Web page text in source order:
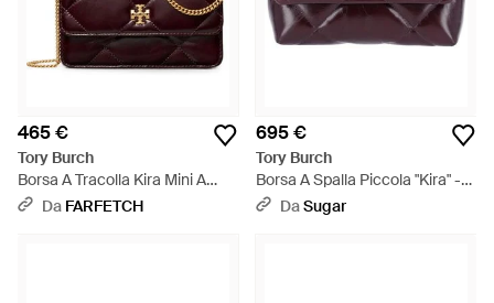
465 €
Tory Burch
Borsa A Tracolla Kira Mini A
Trapunta Con Effetto Vissuto -
Da FARFETCH
695 €
Tory Burch
Borsa A Spalla Piccola "Kira" -
ViolaDaSugar